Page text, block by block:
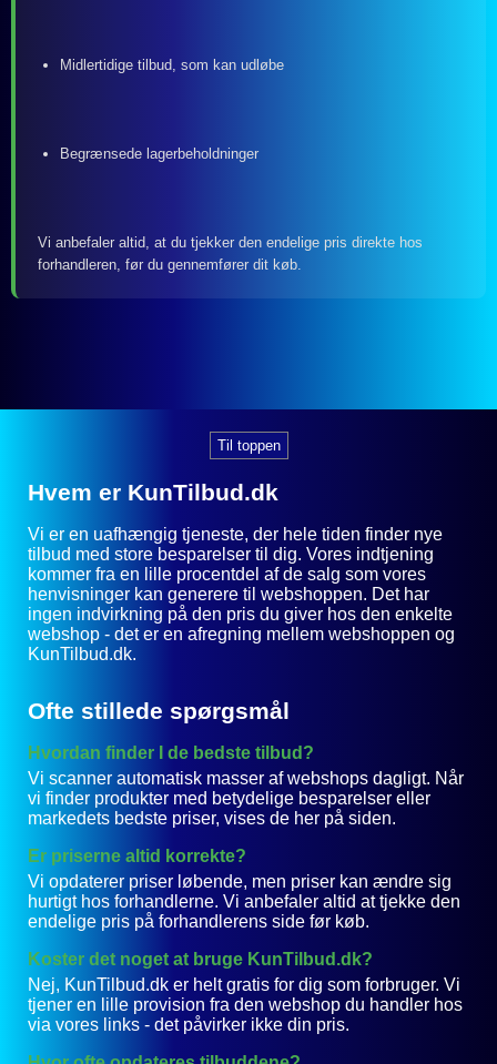
Midlertidige tilbud, som kan udløbe
Begrænsede lagerbeholdninger
Vi anbefaler altid, at du tjekker den endelige pris direkte hos
forhandleren, før du gennemfører dit køb.
Til toppen
Hvem er KunTilbud.dk
Vi er en uafhængig tjeneste, der hele tiden finder nye
tilbud med store besparelser til dig. Vores indtjening
kommer fra en lille procentdel af de salg som vores
henvisninger kan generere til webshoppen. Det har
ingen indvirkning på den pris du giver hos den enkelte
webshop - det er en afregning mellem webshoppen og
KunTilbud.dk.
Ofte stillede spørgsmål
Hvordan finder I de bedste tilbud?
Vi scanner automatisk masser af webshops dagligt. Når
vi finder produkter med betydelige besparelser eller
markedets bedste priser, vises de her på siden.
Er priserne altid korrekte?
Vi opdaterer priser løbende, men priser kan ændre sig
hurtigt hos forhandlerne. Vi anbefaler altid at tjekke den
endelige pris på forhandlerens side før køb.
Koster det noget at bruge KunTilbud.dk?
Nej, KunTilbud.dk er helt gratis for dig som forbruger. Vi
tjener en lille provision fra den webshop du handler hos
via vores links - det påvirker ikke din pris.